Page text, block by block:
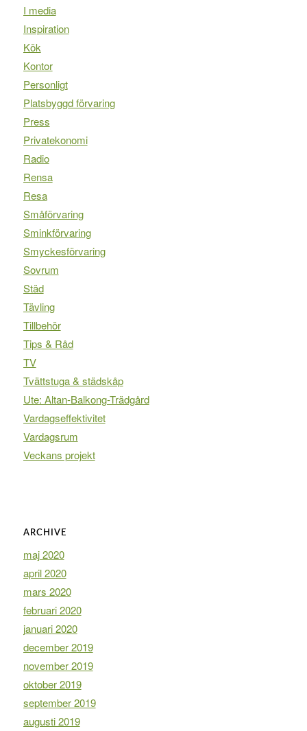
I media
Inspiration
Kök
Kontor
Personligt
Platsbyggd förvaring
Press
Privatekonomi
Radio
Rensa
Resa
Småförvaring
Sminkförvaring
Smyckesförvaring
Sovrum
Städ
Tävling
Tillbehör
Tips & Råd
TV
Tvättstuga & städskåp
Ute: Altan-Balkong-Trädgård
Vardagseffektivitet
Vardagsrum
Veckans projekt
ARCHIVE
maj 2020
april 2020
mars 2020
februari 2020
januari 2020
december 2019
november 2019
oktober 2019
september 2019
augusti 2019